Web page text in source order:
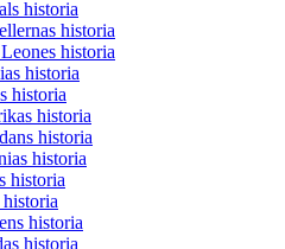
historia
historia
historia
historia
historia
historia
historia
historia
historia
historia
historia